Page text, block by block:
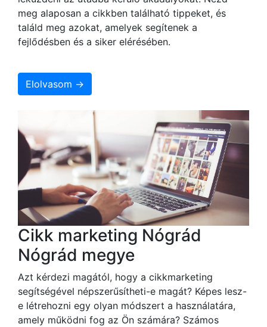
meg alaposan a cikkben található tippeket, és
találd meg azokat, amelyek segítenek a
fejlődésben és a siker elérésében.
Elolvasom →
Cikk marketing Nógrád
Nógrád megye
Azt kérdezi magától, hogy a cikkmarketing
segítségével népszerűsítheti-e magát? Képes lesz-
e létrehozni egy olyan módszert a használatára,
amely működni fog az Ön számára? Számos